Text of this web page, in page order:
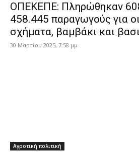
ΟΠΕΚΕΠΕ: Πληρώθηκαν
458.445 παραγωγούς για
σχήματα, βαμβάκι και
30 Μαρτίου 2025, 7:58 μμ
Αγροτική πολιτική